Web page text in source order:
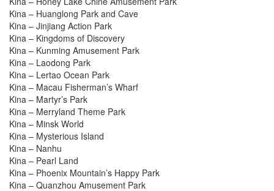
Kina – Huanglong Park and Cave
Kina – Jinjiang Action Park
Kina – Kingdoms of Discovery
Kina – Kunming Amusement Park
Kina – Laodong Park
Kina – Lertao Ocean Park
Kina – Macau Fisherman’s Wharf
Kina – Martyr’s Park
Kina – Merryland Theme Park
Kina – Minsk World
Kina – Mysterious Island
Kina – Nanhu
Kina – Pearl Land
Kina – Phoenix Mountain’s Happy Park
Kina – Quanzhou Amusement Park